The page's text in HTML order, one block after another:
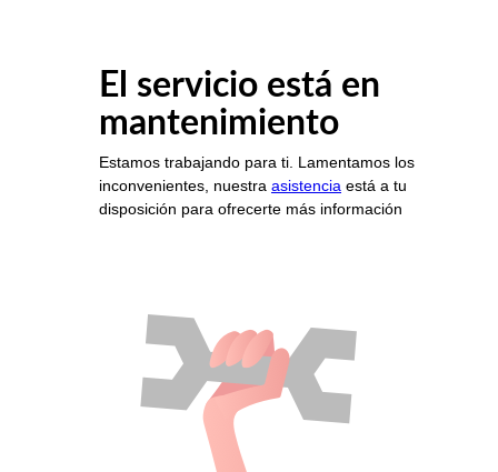
El servicio está en
mantenimiento
Estamos trabajando para ti. Lamentamos los
inconvenientes, nuestra asistencia está a tu
disposición para ofrecerte más información